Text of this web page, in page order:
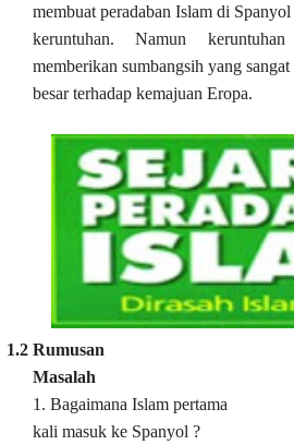
membuat peradaban Islam di Spanyol
keruntuhan. Namun
memberikan sumbangsih yang sangat
besar terhadap kemajuan Eropa.
1.2 Rumusan
Masalah
1. Bagaimana Islam pertama
kali masuk ke Spanyol ?